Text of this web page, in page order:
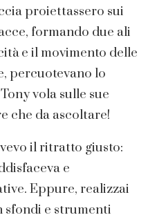
proiettassero sui
formando due ali
e il movimento delle
percuotevano lo
vola sulle sue
che da ascoltare!
il ritratto giusto:
e
Eppure, realizzai
sfondi e strumenti